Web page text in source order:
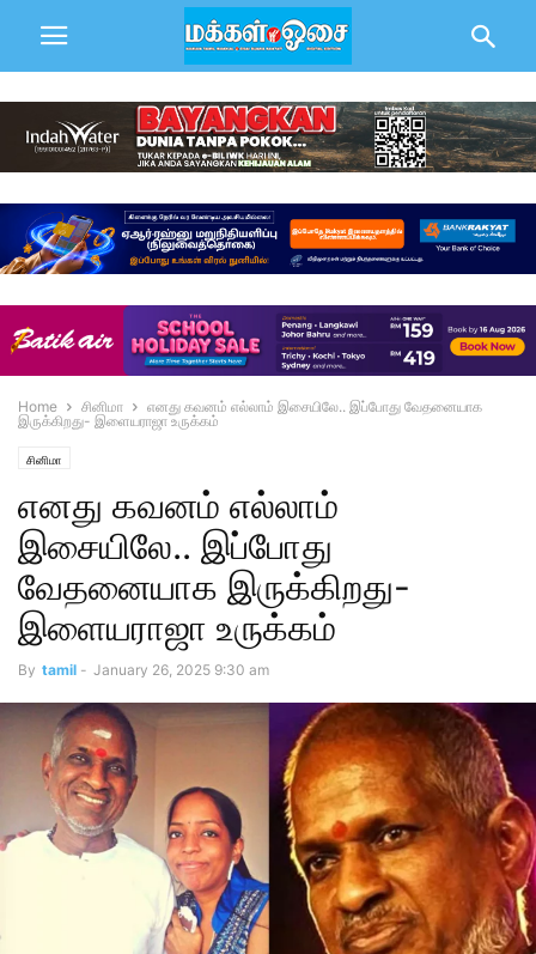
Home சினிமா
எனது கவனம் எல்லாம் இசையிலே.. இப்போது வேதனையாக
இருக்கிறது- இளையராஜா உருக்கம்
சினிமா
எனது கவனம் எல்லாம்
இசையிலே.. இப்போது
வேதனையாக இருக்கிறது-
இளையராஜா உருக்கம்
By tamil - January 26, 2025 9:30 am